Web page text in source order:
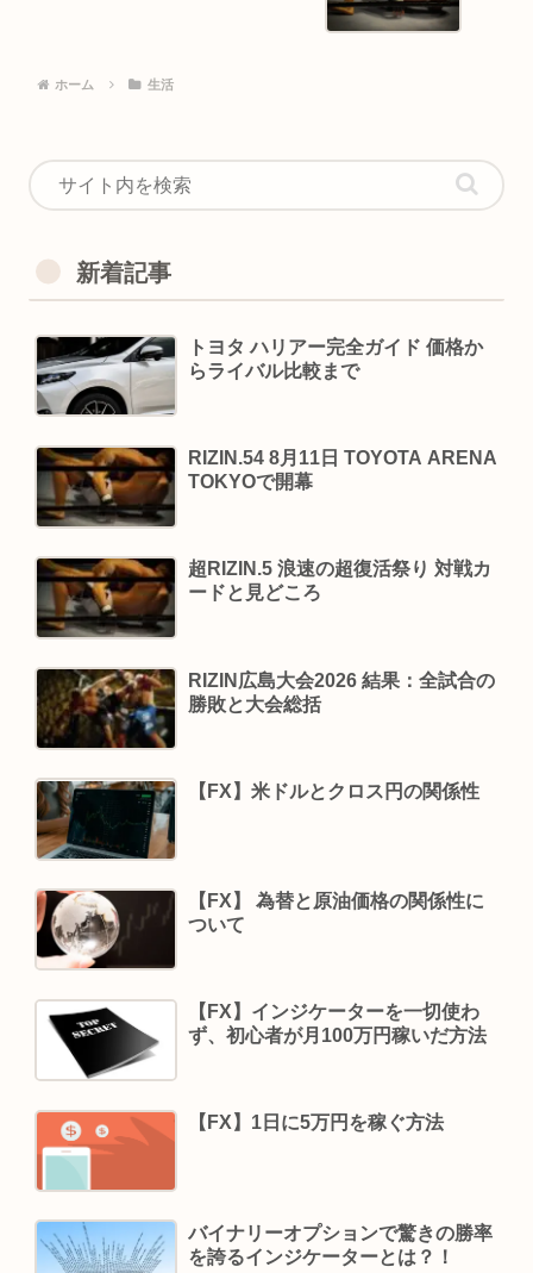
ホーム 生活
新着記事
トヨタ ハリアー完全ガイド 価格か
らライバル比較まで
RIZIN.54 8月11日 TOYOTA ARENA
TOKYOで開幕
超RIZIN.5 浪速の超復活祭り 対戦カ
ードと見どころ
RIZIN広島大会2026 結果：全試合の
勝敗と大会総括
【FX】米ドルとクロス円の関係性
【FX】 為替と原油価格の関係性に
ついて
【FX】インジケーターを一切使わ
ず、初心者が月100万円稼いだ方法
【FX】1日に5万円を稼ぐ方法
バイナリーオプションで驚きの勝率
を誇るインジケーターとは？！